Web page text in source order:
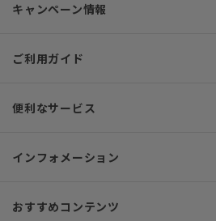
キャンペーン情報
ご利用ガイド
便利なサービス
インフォメーション
おすすめコンテンツ